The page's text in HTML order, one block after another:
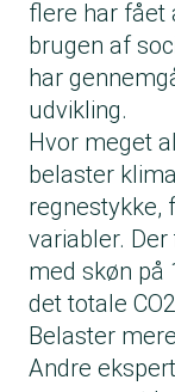
flere har fået
brugen af
har
udvikling.
Hvor meget
belaster
regnestykke,
variabler.
med skøn på
det totale
Belaster
Andre